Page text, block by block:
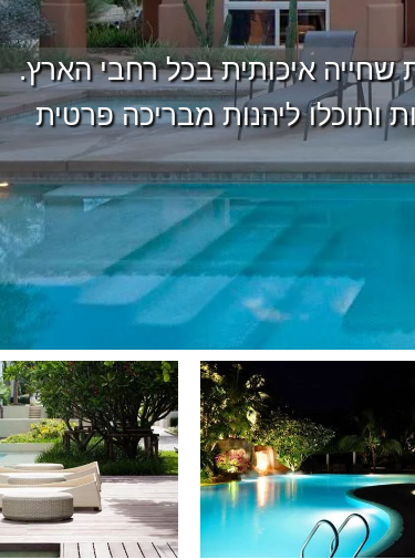
איכותית בכל רחבי הארץ.
ותוכלו ליהנות מבריכה פרטית